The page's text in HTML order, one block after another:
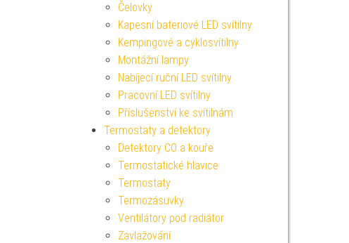
Čelovky
Kapesní bateriové LED svítilny
Kempingové a cyklosvítilny
Montážní lampy
Nabíjecí ruční LED svítilny
Pracovní LED svítilny
Příslušenství ke svítilnám
Termostaty a detektory
Detektory CO a kouře
Termostatické hlavice
Termostaty
Termozásuvky
Ventilátory pod radiátor
Zavlažování